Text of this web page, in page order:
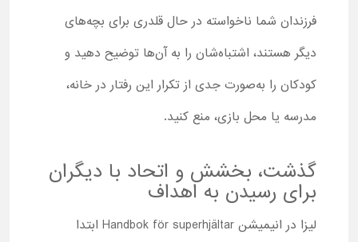
فرزندان شما ناخواسته در حال قلدری برای بچه‌های
دیگر هستند، اشتباه‌شان را به آن‌ها توضیح دهید و
کودکان را به‌صورت جدی از تکرار این رفتار در خانه،
مدرسه یا محل بازی، منع کنید.
گذشت، بخشش و اتحاد با دیگران
برای رسیدن به اهداف
لیزا در انیمیشن Handbok för superhjältar ابتدا